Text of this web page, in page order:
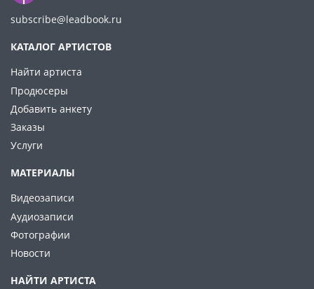
subscribe@leadbook.ru
КАТАЛОГ АРТИСТОВ
Найти артиста
Продюсеры
Добавить анкету
Заказы
Услуги
МАТЕРИАЛЫ
Видеозаписи
Аудиозаписи
Фотографии
Новости
НАЙТИ АРТИСТА